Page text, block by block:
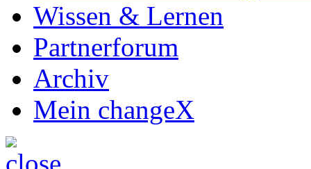
Wissen & Lernen
Partnerforum
Archiv
Mein changeX